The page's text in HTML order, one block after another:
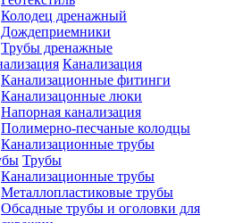
Колодец дренажный
Дождеприемники
Трубы дренажные
Канализация
Канализационные фитинги
Канализацонные люки
Напорная канализация
Полимерно-песчаные колодцы
Канализационные трубы
Трубы
Канализационные трубы
Металлопластиковые трубы
Обсадные трубы и оголовки для